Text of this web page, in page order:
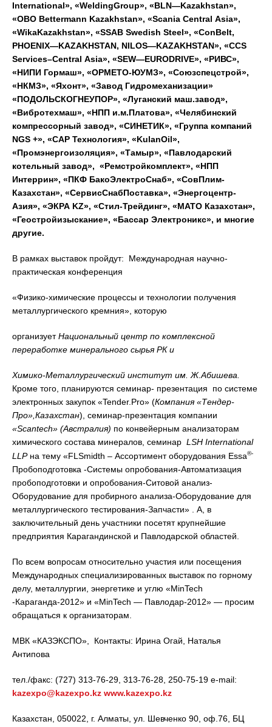
International», «WeldingGroup», «BLN—Kazakhstan»,
«OBO Bettermann Kazakhstan», «Scania Central Asia»,
«WikaKazakhstan», «SSAB Swedish Steel», «ConBelt,
PHOENIX—KAZAKHSTAN, NILOS—KAZAKHSTAN», «CCS
Services–Central Asia», «SEW—EURODRIVE», «РИВС»,
«НИПИ Гормаш», «ОРМЕТО-ЮУМЗ», «Союзспецстрой»,
«НКМЗ», «Яхонт», «Завод Гидромеханизации»
«ПОДОЛЬСКОГНЕУПОР», «Луганский маш.завод»,
«Вибротехмаш», «НПП и.м.Платова», «Челябинский
компрессорный завод», «СИНЕТИК», «Группа компаний
NGS +», «САР Технология», «KulanOil»,
«Промэнергоизоляция», «Тамыр», «Павлодарский
котельный завод», «Ремстройкомплект», «НПП
Интеррин», «ПКФ БакоЭлектроСнаб», «СовПлим-
Казахстан», «СервисСнабПоставка», «Энергоцентр-
Азия», «ЭКРА KZ», «Стил-Трейдинг», «MATO Казахстан»,
«Геостройизыскание», «Бассар Электроникс», и многие
другие.
В рамках выставок пройдут: Международная научно-
практическая конференция
«Физико-химические процессы и технологии получения
металлургического кремния», которую
организуетНациональный центр по комплексной
переработке минерального сырья РК и
Химико-Металлургический институт им. Ж.Абишева.
Кроме того, планируются семинар- презентация по системе
электронных закупок «Tender.Pro» (Компания «Тендер-
Про»,Казахстан), семинар-презентация компании
«Scantech» (Австралия) по конвейерным анализаторам
химического состава минералов, семинар LSH International
LLPна тему «FLSmidth – Ассортимент оборудования Essa®-
Пробоподготовка -Системы опробования-Автоматизация
пробоподготовки и опробования-Ситовой анализ-
Оборудование для пробирного анализа-Оборудование для
металлургического тестирования-Запчасти» . А, в
заключительный день участники посетят крупнейшие
предприятия Карагандинской и Павлодарской областей.
По всем вопросам относительно участия или посещения
Международных специализированных выставок по горному
делу, металлургии, энергетике и углю «MinTech
-Караганда-2012» и «MinTech — Павлодар-2012» — просим
обращаться к организаторам.
МВК «КАЗЭКСПО», Контакты: Ирина Огай, Наталья
Антипова
тел./факс: (727) 313-76-29, 313-76-28, 250-75-19 e-mail:
kazexpo@kazexpo.kz www.kazexpo.kz
Казахстан, 050022, г. Алматы, ул. Шевченко 90, оф.76, БЦ